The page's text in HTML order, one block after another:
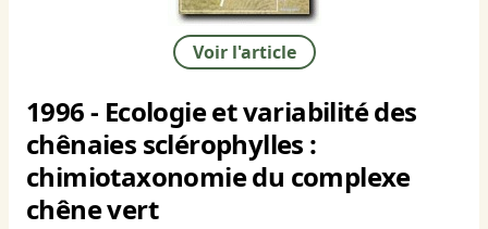
Voir l'article
1996 - Ecologie et variabilité des
chênaies sclérophylles :
chimiotaxonomie du complexe
chêne vert